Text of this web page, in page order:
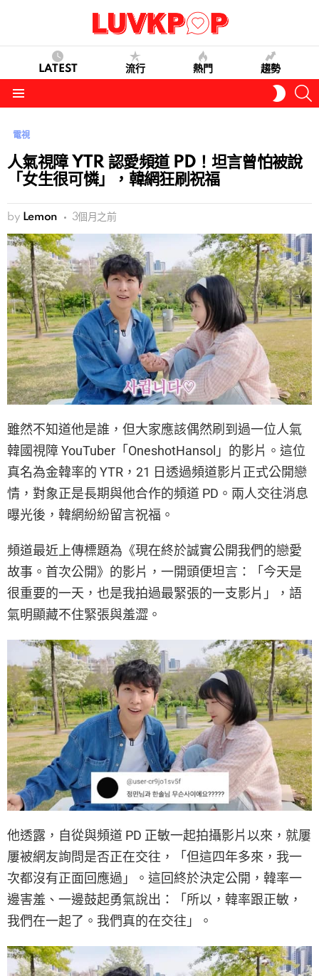
LATEST 流行 熱門 趨勢
SKIN
電視
人氣視障 YTR 認愛頻道 PD！坦言曾怕被說
「女生很可憐」，韓網狂刷祝福
by Lemon 3個月之前
雖然不知道他是誰，但大家應該偶然刷到過一位人氣
韓國視障 YouTuber「OneshotHansol」的影片。這位
真名為金韓率的 YTR，21 日透過頻道影片正式公開戀
情，對象正是長期與他合作的頻道 PD。兩人交往消息
曝光後，韓網紛紛留言祝福。
頻道最近上傳標題為《現在終於誠實公開我們的戀愛
故事。首次公開》的影片，一開頭便坦言：「今天是
很重要的一天，也是我拍過最緊張的一支影片」，語
氣明顯藏不住緊張與羞澀。
他透露，自從與頻道 PD 正敏一起拍攝影片以來，就屢
屢被網友詢問是否正在交往，「但這四年多來，我一
次都沒有正面回應過」。這回終於決定公開，韓率一
邊害羞、一邊鼓起勇氣說出：「所以，韓率跟正敏，
我們在一起了。我們真的在交往」。